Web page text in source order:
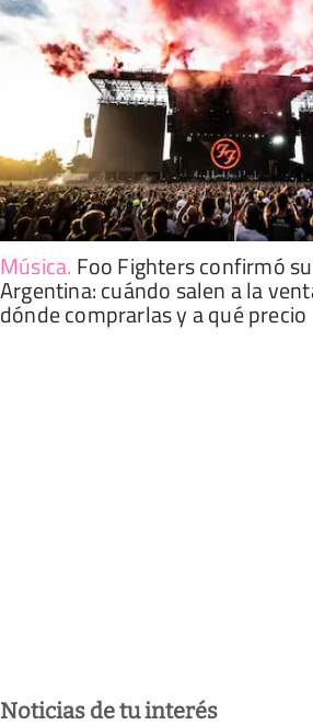
Música. Foo Fighters confirmó
Argentina: cuándo salen a la
dónde comprarlas y a qué precio
Noticias de tu interés